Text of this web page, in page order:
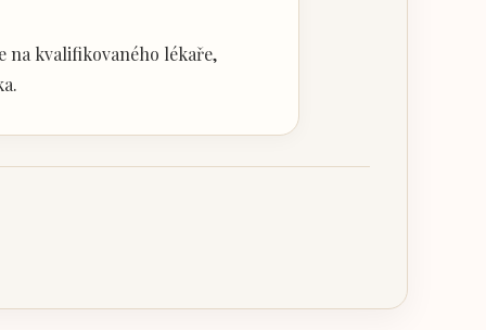
na kvalifikovaného lékaře,